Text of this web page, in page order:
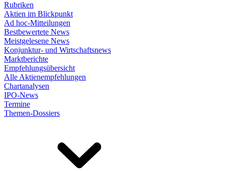
Rubriken
Aktien im Blickpunkt
Ad hoc-Mitteilungen
Bestbewertete News
Meistgelesene News
Konjunktur- und Wirtschaftsnews
Marktberichte
Empfehlungsübersicht
Alle Aktienempfehlungen
Chartanalysen
IPO-News
Termine
Themen-Dossiers